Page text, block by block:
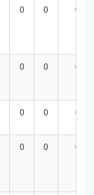
0 0 0
0 0 0
0 0 0
0 0 0